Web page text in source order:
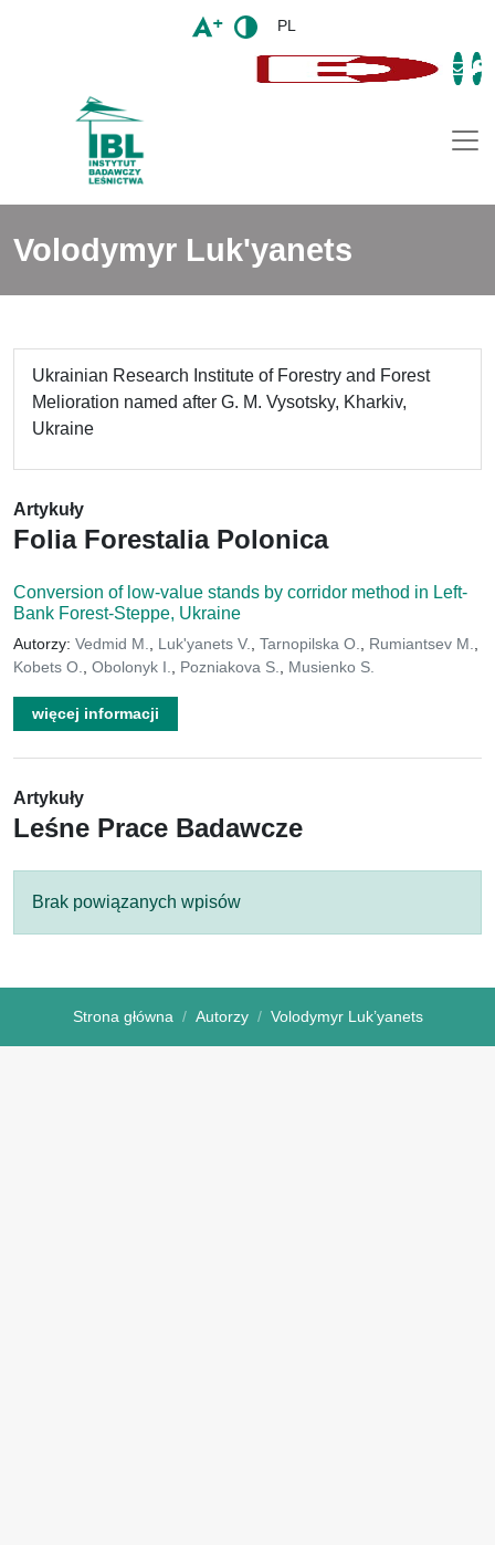
PL
Volodymyr Luk'yanets
Ukrainian Research Institute of Forestry and Forest
Melioration named after G. M. Vysotsky, Kharkiv,
Ukraine
Artykuły
Folia Forestalia Polonica
Conversion of low-value stands by corridor method in Left-
Bank Forest-Steppe, Ukraine
Autorzy: Vedmid M. Luk'yanets V. Tarnopilska O. Rumiantsev M.
Kobets O.
Obolonyk I. Pozniakova S. Musienko S.
więcej informacji
Artykuły
Leśne Prace Badawcze
Brak powiązanych wpisów
Strona główna Autorzy Volodymyr Luk’yanets